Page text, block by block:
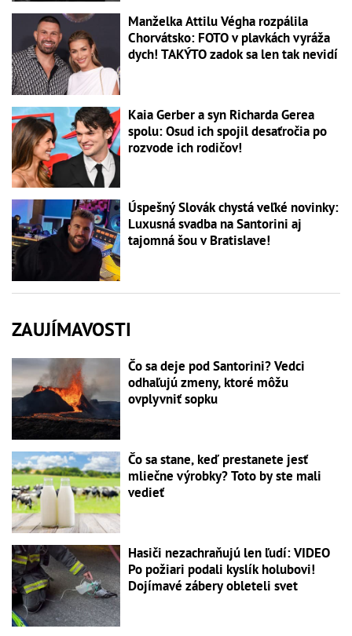
Manželka Attilu Végha rozpálila
Chorvátsko: FOTO v plavkách vyráža
dych! TAKÝTO zadok sa len tak nevidí
Kaia Gerber a syn Richarda Gerea
spolu: Osud ich spojil desaťročia po
rozvode ich rodičov!
Úspešný Slovák chystá veľké novinky:
Luxusná svadba na Santorini aj
tajomná šou v Bratislave!
ZAUJÍMAVOSTI
Čo sa deje pod Santorini? Vedci
odhaľujú zmeny, ktoré môžu
ovplyvniť sopku
Čo sa stane, keď prestanete jesť
mliečne výrobky? Toto by ste mali
vedieť
Hasiči nezachraňujú len ľudí: VIDEO
Po požiari podali kyslík holubovi!
Dojímavé zábery obleteli svet